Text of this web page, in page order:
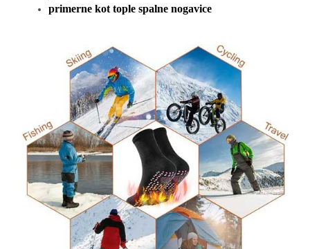
primerne kot tople spalne nogavice